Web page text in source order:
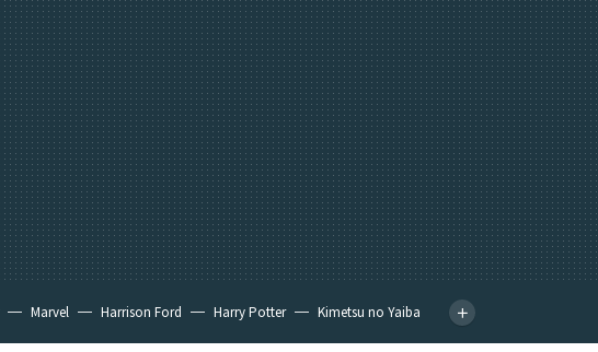
Marvel Harrison Ford Harry Potter
Kimetsu no Yaiba